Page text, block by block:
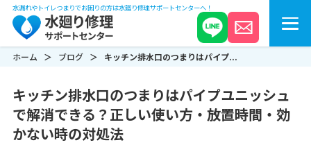
水漏れやトイレつまりでお困りの方は水廻り修理サポートセンターへ！
ホーム ブログ キッチン排水口のつまりはパイプ...
キッチン排水口のつまりはパイプユニッシュ
で解消できる？正しい使い方・放置時間・効
かない時の対処法